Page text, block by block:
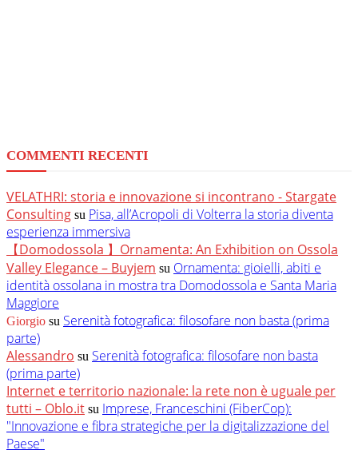
COMMENTI RECENTI
VELATHRI: storia e innovazione si incontrano - Stargate
Consulting su Pisa, all’Acropoli di Volterra la storia diventa
esperienza immersiva
【Domodossola 】Ornamenta: An Exhibition on Ossola
Valley Elegance – Buyjem su Ornamenta: gioielli, abiti e
identità ossolana in mostra tra Domodossola e Santa Maria
Maggiore
Giorgio su Serenità fotografica: filosofare non basta (prima
parte)
Alessandro su Serenità fotografica: filosofare non basta
(prima parte)
Internet e territorio nazionale: la rete non è uguale per
tutti – Oblo.it su Imprese, Franceschini (FiberCop):
"Innovazione e fibra strategiche per la digitalizzazione del
Paese"